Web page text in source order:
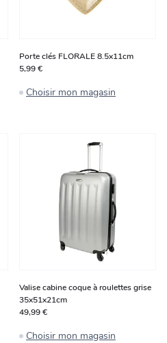
Porte clés FLORALE 8.5x11cm
5,99 €
Choisir mon magasin
Valise cabine coque à roulettes grise
35x51x21cm
49,99 €
Choisir mon magasin